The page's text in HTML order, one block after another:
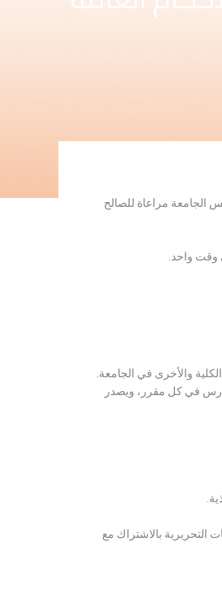
الجامعة مراعاة للصالح
وقت واحد.
والأخرى في الجامعة.
في كل مقرر، ويصدر
التحريرية بالاشتراك مع